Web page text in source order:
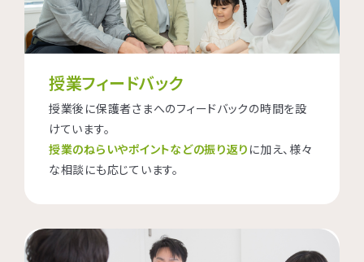
授業フィードバック
授業後に保護者さまへのフィードバックの時間を設
けています。
授業のねらいやポイントなどの振り返り に加え、様々
な相談にも応じています。